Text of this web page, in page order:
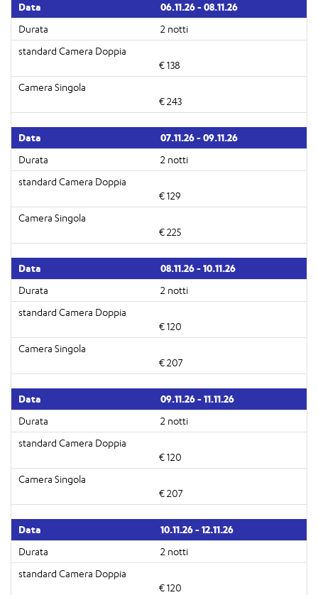
06.11.26 - 08.11.26
2 notti
€ 138
€ 243
07.11.26 - 09.11.26
2 notti
€ 129
€ 225
08.11.26 - 10.11.26
2 notti
€ 120
€ 207
09.11.26 - 11.11.26
2 notti
€ 120
€ 207
10.11.26 - 12.11.26
2 notti
€ 120